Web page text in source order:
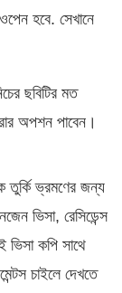
হবে. সেখানে
ছবিটির মত
অপশন পাবেন।
তুর্কি ভ্রমণের জন্য
ভিসা, রেসিডেন্স
কপি সাথে
চাইলে দেখতে